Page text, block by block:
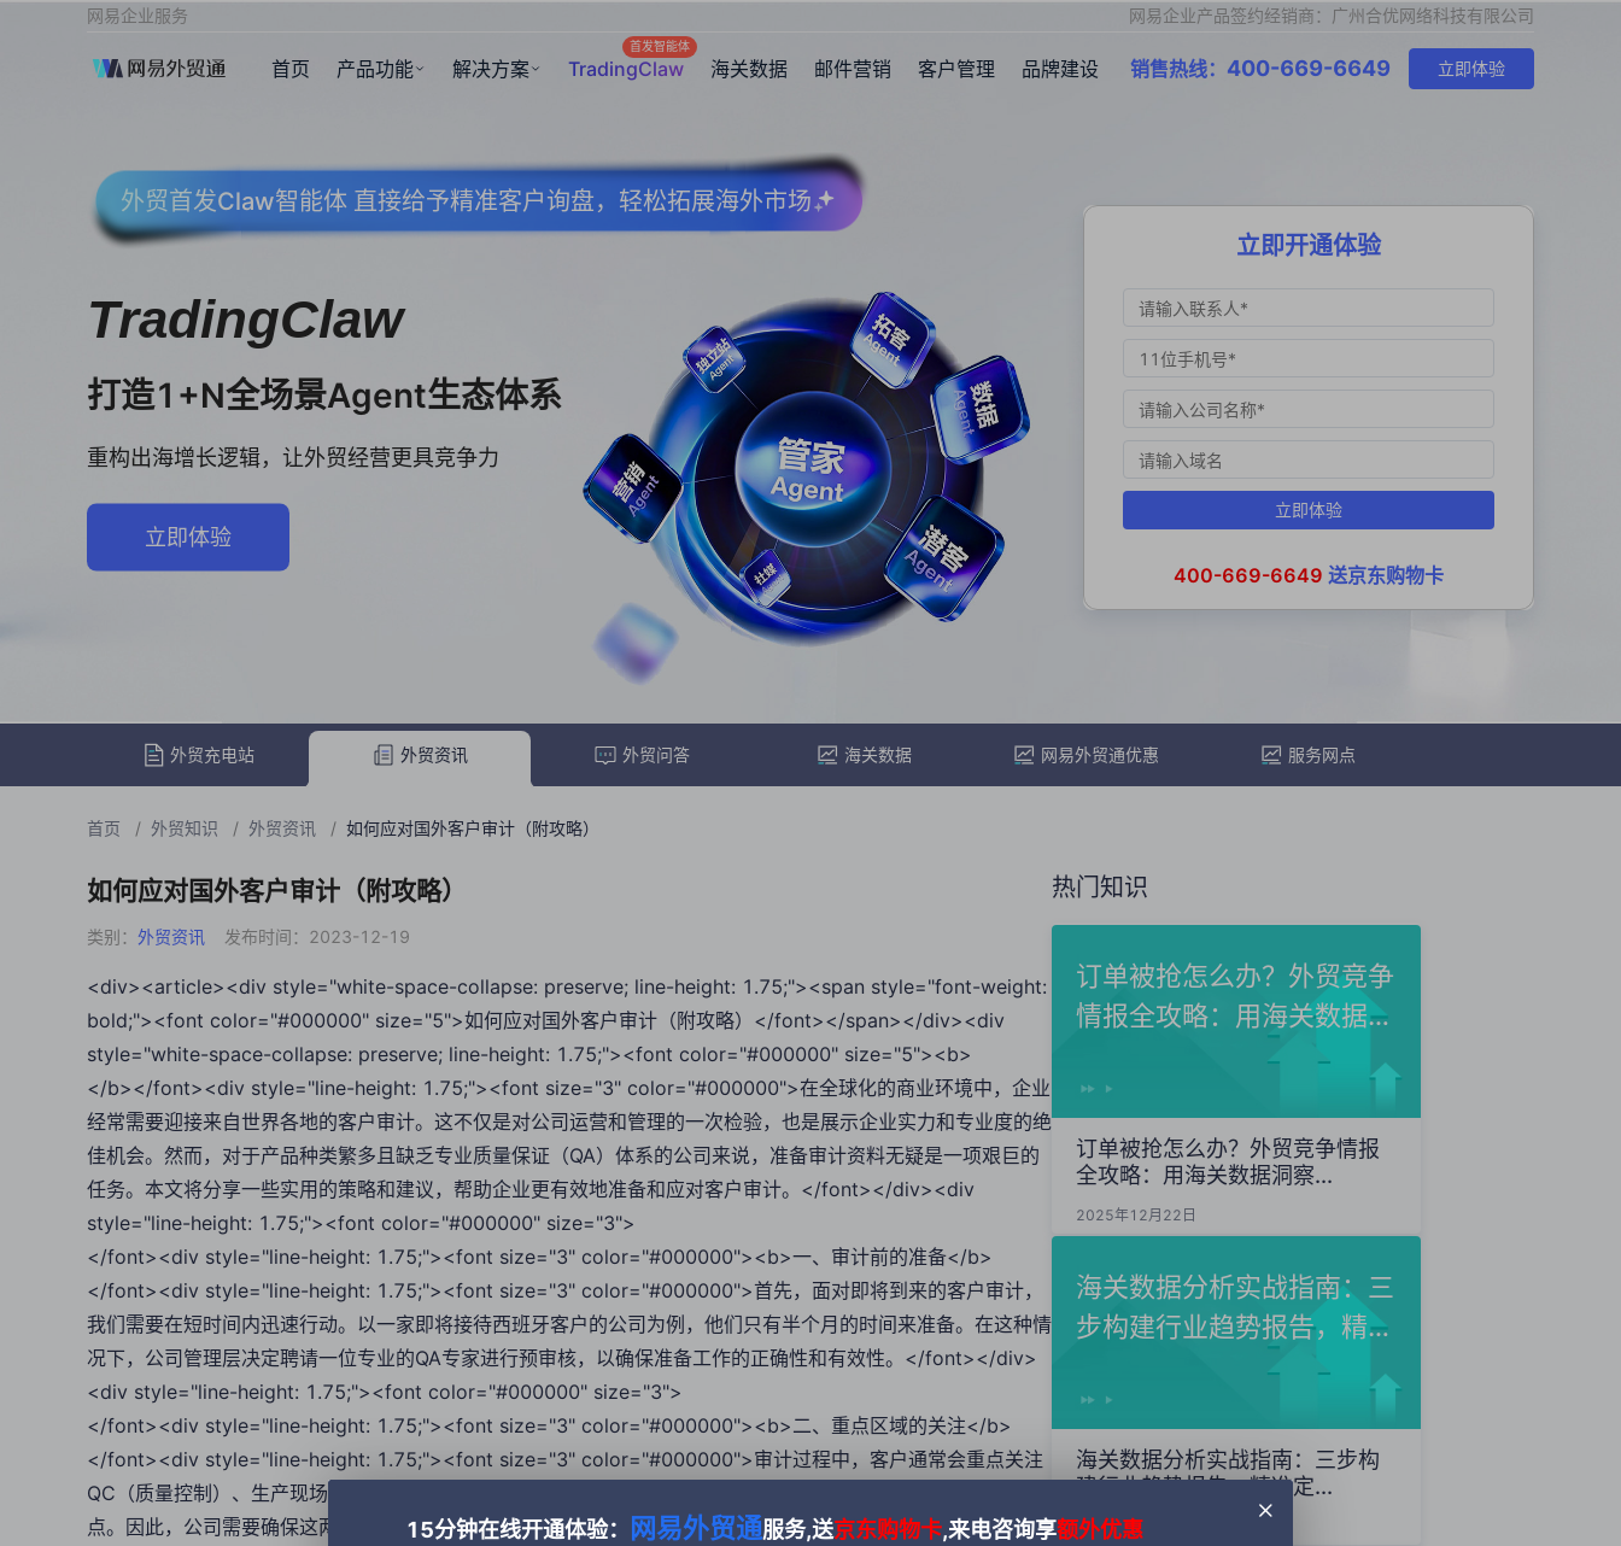
网易企业服务 网易企业产品签约经销商：广州合优网络科技有限公司
首页 产品功能 解决方案 TradingClaw
首发智能体
海关数据 邮件营销 客户管理 品牌建设 销售热线： 400-669-6649 立即体验
外贸首发Claw智能体 直接给予精准客户询盘，轻松拓展海外市场
TradingClaw
打造1+N全场景Agent生态体系
重构出海增长逻辑，让外贸经营更具竞争力
立即体验
立即开通体验
立即体验
400-669-6649 送京东购物卡
外贸充电站 外贸资讯 外贸问答 海关数据 网易外贸通优惠 服务网点
首页 / 外贸知识 / 外贸资讯 / 如何应对国外客户审计（附攻略）
如何应对国外客户审计（附攻略）
类别： 外贸资讯 发布时间：2023-12-19
<div><article><div style="white-space-collapse: preserve; line-height: 1.75;"><span style="font-weight:
bold;"><font color="#000000" size="5">如何应对国外客户审计（附攻略）</font></span></div><div
style="white-space-collapse: preserve; line-height: 1.75;"><font color="#000000" size="5"><b>
</b></font><div style="line-height: 1.75;"><font size="3" color="#000000">在全球化的商业环境中，企业
经常需要迎接来自世界各地的客户审计。这不仅是对公司运营和管理的一次检验，也是展示企业实力和专业度的绝
佳机会。然而，对于产品种类繁多且缺乏专业质量保证（QA）体系的公司来说，准备审计资料无疑是一项艰巨的
任务。本文将分享一些实用的策略和建议，帮助企业更有效地准备和应对客户审计。</font></div><div
style="line-height: 1.75;"><font color="#000000" size="3">
</font><div style="line-height: 1.75;"><font size="3" color="#000000"><b>一、审计前的准备</b>
</font><div style="line-height: 1.75;"><font size="3" color="#000000">首先，面对即将到来的客户审计，
我们需要在短时间内迅速行动。以一家即将接待西班牙客户的公司为例，他们只有半个月的时间来准备。在这种情
况下，公司管理层决定聘请一位专业的QA专家进行预审核，以确保准备工作的正确性和有效性。</font></div>
<div style="line-height: 1.75;"><font color="#000000" size="3">
</font><div style="line-height: 1.75;"><font size="3" color="#000000"><b>二、重点区域的关注</b>
</font><div style="line-height: 1.75;"><font size="3" color="#000000">审计过程中，客户通常会重点关注
QC（质量控制）、生产现场和仓库。特别是生产现场和仓库，因为这两个环节是产品从原材料到成品的关键转化
点。因此，公司需要确保这两个区域的运作清晰、有序，并且有详尽的记录和报告。虽然生产过程可能受到多种因
热门知识
订单被抢怎么办？外贸竞争
情报全攻略：用海关数据洞
订单被抢怎么办？外贸竞争情报
全攻略：用海关数据洞察...
2025年12月22日
海关数据分析实战指南：三
步构建行业趋势报告，精准
海关数据分析实战指南：三步构
建行业趋势报告，精准定...
2025年12月20日
15分钟在线开通体验： 网易外贸通服务,送京东购物卡,来电咨询享额外优惠